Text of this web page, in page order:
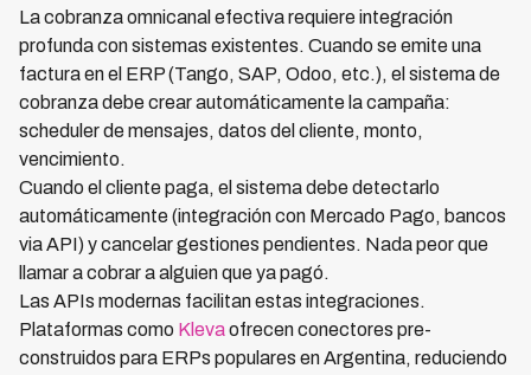
La cobranza omnicanal efectiva requiere integración
profunda con sistemas existentes. Cuando se emite una
factura en el ERP (Tango, SAP, Odoo, etc.), el sistema de
cobranza debe crear automáticamente la campaña:
scheduler de mensajes, datos del cliente, monto,
vencimiento.
Cuando el cliente paga, el sistema debe detectarlo
automáticamente (integración con Mercado Pago, bancos
via API) y cancelar gestiones pendientes. Nada peor que
llamar a cobrar a alguien que ya pagó.
Las APIs modernas facilitan estas integraciones.
Plataformas como Klevaofrecen conectores pre-
construidos para ERPs populares en Argentina, reduciendo